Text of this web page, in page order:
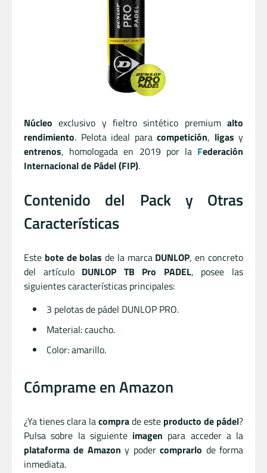
Núcleo exclusivo y fieltro sintético premium alto
rendimiento. Pelota ideal para competición, ligas y
entrenos, homologada en 2019 por la Federación
Internacional de Pádel (FIP).
Contenido del Pack y Otras
Características
Este bote de bolasde la marca DUNLOP, en concreto
del artículo DUNLOP TB Pro PADEL, posee las
siguientes características principales:
3 pelotas de pádel DUNLOP PRO.
Material: caucho.
Color: amarillo.
Cómprame en Amazon
¿Ya tienes clara lacomprade este producto de pádel?
Pulsa sobre la siguiente imagen para acceder a la
plataforma de Amazon y podercomprarlo de forma
inmediata.